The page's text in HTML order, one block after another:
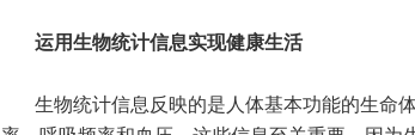
运用生物统计信息实现健康生活
生物统计信息反映的是人体基本功能的生命